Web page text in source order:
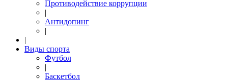
Противодействие коррупции
|
Антидопинг
|
|
Виды спорта
Футбол
|
Баскетбол